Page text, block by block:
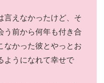
言えなかったけど、そ
う前から何年も付き合
なかった彼とやっとお
ようになれて幸せで